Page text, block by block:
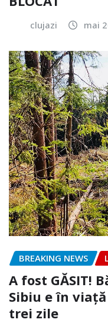
clujazi mai
BREAKING NEWS
A fost GĂSIT!
Sibiu e în
trei zile